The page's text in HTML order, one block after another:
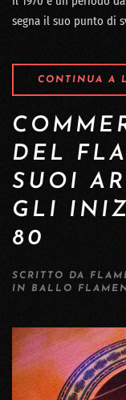
segna il suo punto di
CONTINUA A
DEL
SUOI
GLI
80
SCRITTO DA
IN BALLO